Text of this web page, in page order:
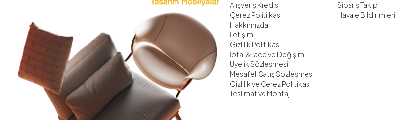
Alışveriş Kredisi
Çerez Politilkası
Hakkımızda
İletişim
Gizlilik Politikası
İptal & İade ve Değişim
Üyelik Sözleşmesi
Mesafeli Satış Sözleşmesi
Gizlilik ve Çerez Politikası
Teslimat ve Montaj
Sipariş Takip
Havale Bildirimleri